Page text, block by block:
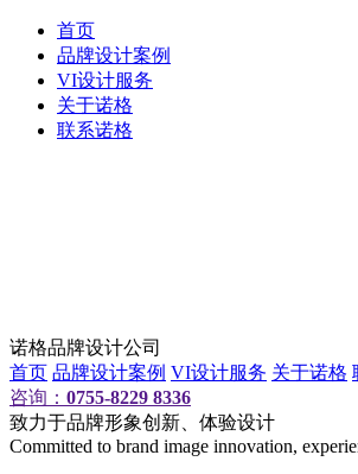
首页
品牌设计案例
VI设计服务
关于诺格
联系诺格
诺格品牌设计公司
首页 品牌设计案例 VI设计服务 关于诺格
咨询： 0755-8229 8336
致力于品牌形象创新、体验设计
Committed to brand image innovation,